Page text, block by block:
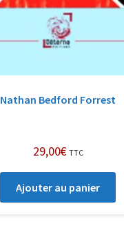
Nathan Bedford Forrest
29,00€ TTC
Ajouter au panier